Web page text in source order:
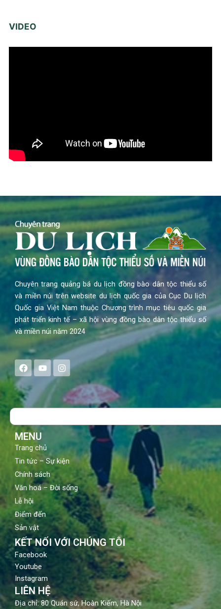
VIDEO
Chuyên trang quảng bá du lịch đồng bào dân tộc thiểu số
và miền núi trên website du lịch quốc gia của Cục Du lịch
Quốc gia Việt Nam thuộc Chương trình mục tiêu quốc gia
phát triển kinh tế – xã hội vùng đồng bào dân tộc thiểu số
và miền núi năm 2024
F
a
e
b
o
Y
o
t
u
b
I
n
s
a
g
Search
MENU
Trang chủ
Tin tức – Sự kiện
Chính sách
Văn hoá – Đời sống
Lễ hội
Điểm đến
Sản vật
KẾT NỐI VỚI CHÚNG TÔI
Facebook
Youtube
Instagram
LIÊN HỆ
Địa chỉ: 80 Quán sứ, Hoàn Kiếm, Hà Nội